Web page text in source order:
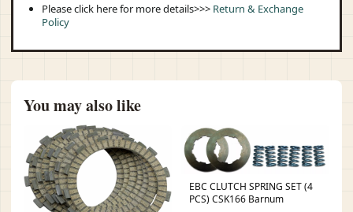
Please click here for more details>>> Return & Exchange
Policy
You may also like
EBC CLUTCH SPRING SET (4
PCS) CSK166 Barnum